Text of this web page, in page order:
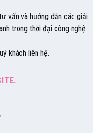
vấn và hướng dẫn các giải
trong thời đại công nghệ
khách liên hệ.